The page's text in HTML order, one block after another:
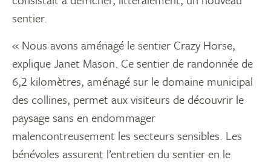
sentier.
« Nous avons aménagé le sentier Crazy Horse,
explique Janet Mason. Ce sentier de randonnée de
6,2 kilomètres, aménagé sur le domaine municipal
des collines, permet aux visiteurs de découvrir le
paysage sans en endommager
malencontreusement les secteurs sensibles. Les
bénévoles assurent l’entretien du sentier en le